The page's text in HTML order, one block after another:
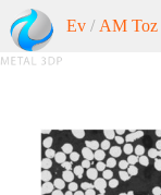
Ev / AM Toz